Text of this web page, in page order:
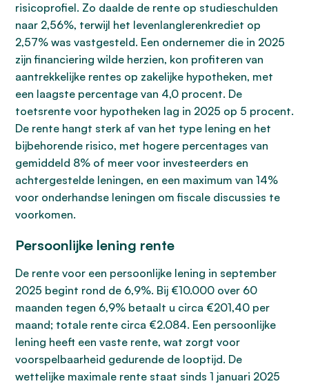
risicoprofiel. Zo daalde de rente op studieschulden
naar 2,56%, terwijl het levenlanglerenkrediet op
2,57% was vastgesteld. Een ondernemer die in 2025
zijn financiering wilde herzien, kon profiteren van
aantrekkelijke rentes op zakelijke hypotheken, met
een laagste percentage van 4,0 procent. De
toetsrente voor hypotheken lag in 2025 op 5 procent.
De rente hangt sterk af van het type lening en het
bijbehorende risico, met hogere percentages van
gemiddeld 8% of meer voor investeerders en
achtergestelde leningen, en een maximum van 14%
voor onderhandse leningen om fiscale discussies te
voorkomen.
Persoonlijke lening rente
De rente voor een persoonlijke lening in september
2025 begint rond de 6,9%. Bij €10.000 over 60
maanden tegen 6,9% betaalt u circa €201,40 per
maand; totale rente circa €2.084. Een persoonlijke
lening heeft een vaste rente, wat zorgt voor
voorspelbaarheid gedurende de looptijd. De
wettelijke maximale rente staat sinds 1 januari 2025